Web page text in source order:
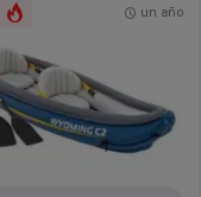
un año